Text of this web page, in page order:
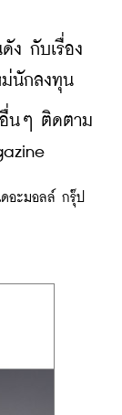
ง กับเรื่อง
ม่นักลงทุน
อื่นๆ ติดตาม
ดอะมอลล์ กรุ๊ป